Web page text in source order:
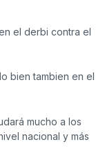
el derbi contra el
bien tambien en el
mucho a los
nacional y más